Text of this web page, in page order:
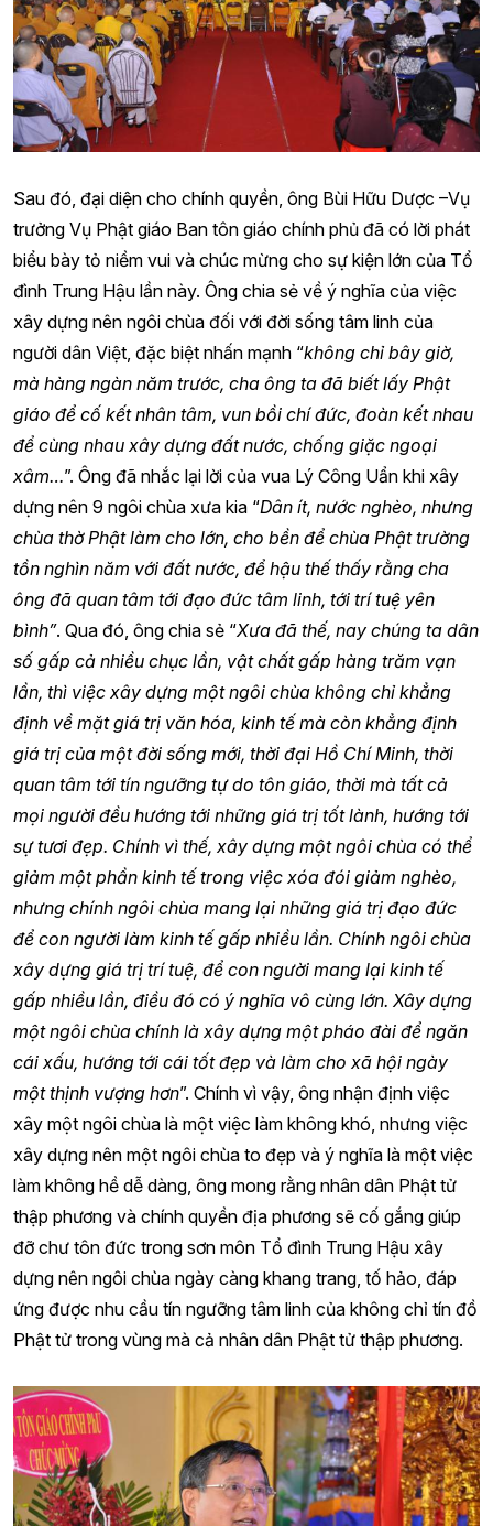
Sau đó, đại diện cho chính quyền, ông Bùi Hữu Dược –Vụ
trưởng Vụ Phật giáo Ban tôn giáo chính phủ đã có lời phát
biểu bày tỏ niềm vui và chúc mừng cho sự kiện lớn của Tổ
đình Trung Hậu lần này. Ông chia sẻ về ý nghĩa của việc
xây dựng nên ngôi chùa đối với đời sống tâm linh của
người dân Việt, đặc biệt nhấn mạnh “không chỉ bây giờ,
mà hàng ngàn năm trước, cha ông ta đã biết lấy Phật
giáo để cố kết nhân tâm, vun bồi chí đức, đoàn kết nhau
để cùng nhau xây dựng đất nước, chống giặc ngoại
xâm…”. Ông đã nhắc lại lời của vua Lý Công Uẩn khi xây
dựng nên 9 ngôi chùa xưa kia “Dân ít, nước nghèo, nhưng
chùa thờ Phật làm cho lớn, cho bền để chùa Phật trường
tồn nghìn năm với đất nước, để hậu thế thấy rằng cha
ông đã quan tâm tới đạo đức tâm linh, tới trí tuệ yên
bình”. Qua đó, ông chia sẻ “Xưa đã thế, nay chúng ta dân
số gấp cả nhiều chục lần, vật chất gấp hàng trăm vạn
lần, thì việc xây dựng một ngôi chùa không chỉ khẳng
định về mặt giá trị văn hóa, kinh tế mà còn khẳng định
giá trị của một đời sống mới, thời đại Hồ Chí Minh, thời
quan tâm tới tín ngưỡng tự do tôn giáo, thời mà tất cả
mọi người đều hướng tới những giá trị tốt lành, hướng tới
sự tươi đẹp. Chính vì thế, xây dựng một ngôi chùa có thể
giảm một phần kinh tế trong việc xóa đói giảm nghèo,
nhưng chính ngôi chùa mang lại những giá trị đạo đức
để con người làm kinh tế gấp nhiều lần. Chính ngôi chùa
xây dựng giá trị trí tuệ, để con người mang lại kinh tế
gấp nhiều lần, điều đó có ý nghĩa vô cùng lớn. Xây dựng
một ngôi chùa chính là xây dựng một pháo đài để ngăn
cái xấu, hướng tới cái tốt đẹp và làm cho xã hội ngày
một thịnh vượng hơn”. Chính vì vậy, ông nhận định việc
xây một ngôi chùa là một việc làm không khó, nhưng việc
xây dựng nên một ngôi chùa to đẹp và ý nghĩa là một việc
làm không hề dễ dàng, ông mong rằng nhân dân Phật tử
thập phương và chính quyền địa phương sẽ cố gắng giúp
đỡ chư tôn đức trong sơn môn Tổ đình Trung Hậu xây
dựng nên ngôi chùa ngày càng khang trang, tố hảo, đáp
ứng được nhu cầu tín ngưỡng tâm linh của không chỉ tín đồ
Phật tử trong vùng mà cả nhân dân Phật tử thập phương.